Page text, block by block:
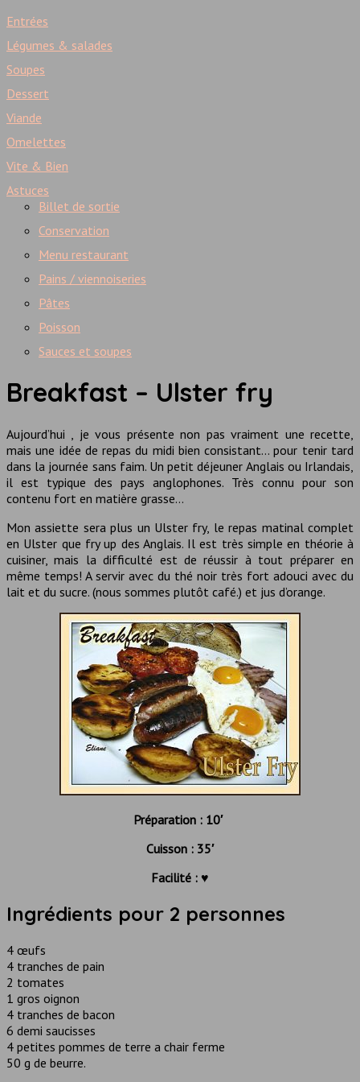
Entrées
Légumes & salades
Soupes
Dessert
Viande
Omelettes
Vite & Bien
Astuces
Billet de sortie
Conservation
Menu restaurant
Pains / viennoiseries
Pâtes
Poisson
Sauces et soupes
Breakfast – Ulster fry
Aujourd’hui , je vous présente non pas vraiment une recette,
mais une idée de repas du midi bien consistant… pour tenir tard
dans la journée sans faim. Un petit déjeuner Anglais ou Irlandais,
il est typique des pays anglophones. Très connu pour son
contenu fort en matière grasse…
Mon assiette sera plus un Ulster fry, le repas matinal complet
en Ulster que fry up des Anglais. Il est très simple en théorie à
cuisiner, mais la difficulté est de réussir à tout préparer en
même temps! A servir avec du thé noir très fort adouci avec du
lait et du sucre. (nous sommes plutôt café.) et jus d’orange.
Préparation : 10′
Cuisson : 35′
Facilité : ♥
Ingrédients pour 2 personnes
4 œufs
4 tranches de pain
2 tomates
1 gros oignon
4 tranches de bacon
6 demi saucisses
4 petites pommes de terre a chair ferme
50 g de beurre.